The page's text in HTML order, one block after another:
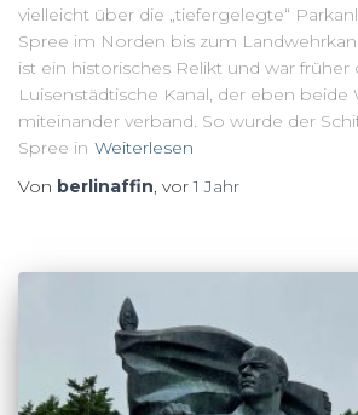
vielleicht über die „tiefergelegte“
Spree im Norden bis zum
ist ein historisches Relikt und war früher
Luisenstädtische Kanal, der eben beide
miteinander verband. So wurde der
Spree in Weiterlesen
Von berlinaffin, vor1 Jahr